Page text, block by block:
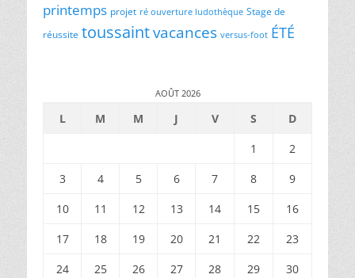
printemps projet ré ouverture ludothèque Stage de
réussite toussaintvacances versus-foot ÉTÉ
AOÛT 2026
L M M J V S
D
1
2
3
4 5 6 7 8
9
10
11 12 13 14 15
16
17
18 19 20 21 22
23
24
25 26 27 28 29
30